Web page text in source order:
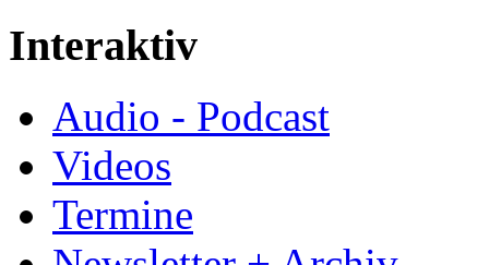
Interaktiv
Audio - Podcast
Videos
Termine